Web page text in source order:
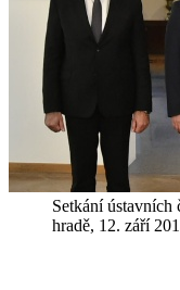
Setkání ústavních
hradě, 12. září